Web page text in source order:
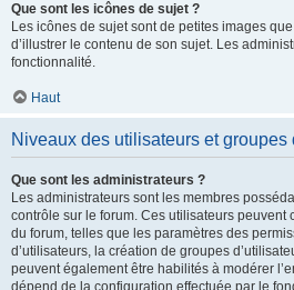
Que sont les icônes de sujet ?
Les icônes de sujet sont de petites images
d’illustrer le contenu de son sujet. Les
fonctionnalité.
Haut
Niveaux des utilisateurs et groupes
Que sont les administrateurs ?
Les administrateurs sont les membres
contrôle sur le forum. Ces utilisateurs peuvent
du forum, telles que les paramètres des
d’utilisateurs, la création de groupes
peuvent également être habilités à modérer
dépend de la configuration effectuée par le